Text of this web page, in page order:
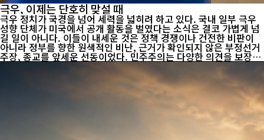
극우, 이제는 단호히 맞설 때
극우 정치가 국경을 넘어 세력을 넓히려 하고 있다. 국내 일부 극우
성향 단체가 미국에서 공개 활동을 벌였다는 소식은 결코 가볍게 넘
길 일이 아니다. 이들이 내세운 것은 정책 경쟁이나 건전한 비판이
아니라 정부를 향한 원색적인 비난, 근거가 확인되지 않은 부정선거
주장, 종교를 앞세운 선동이었다. 민주주의는 다양한 의견을 보장하
지만, 허위정보와 음모론까지 민주주의라는 이름으로 정당화할 수
정치에 외부의 영향력을 끌어들이려는 움직임이다. 일부에서는 미
국 정치권이나 국제사회의 개입을 유도해야 한다는 주장까지 내놓고
있다. 그러나 대한민국의 정치적 문제는 대한민국의 헌법과 법률, 그
리고 국민의 선택으로 해결해야 한다. 외부의 힘을 정치적 수단으로
이용하려는 발상은 민주적 주권 원칙과 정면으로 충돌한다. 극우 정
치의 가장 큰 문제는 사실보다 적대...